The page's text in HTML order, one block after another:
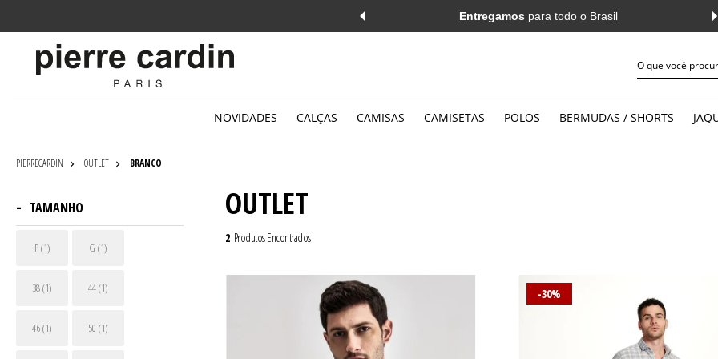
Entregamos para todo o Brasil
NOVIDADES CALÇAS CAMISAS CAMISETAS POLOS BERMUDAS / SHORTS
PIERRECARDIN OUTLET BRANCO
TAMANHO
P (1) G (1)
38 (1) 44 (1)
46 (1) 50 (1)
OUTLET
2 Produtos Encontrados
-30%